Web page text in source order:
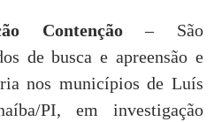
Contenção– São
de busca e apreensão e
nos municípios de Luís
PI, em investigação